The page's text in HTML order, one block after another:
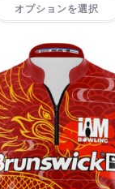
オプションを選択